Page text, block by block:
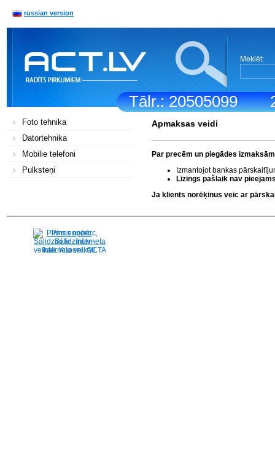
Tālr.: 20505099
russian version
Meklēt:
Foto tehnika
Datortehnika
Mobilie telefoni
Pulksteņi
Apmaksas veidi
Par precēm un piegādes
Izmantojot bankas
Līzings pašlaik nav
Ja klients norēķinus veic ar
Pirms nopērc,
Salidzini.lv - Interneta
veikali, Kuponi, OCTA